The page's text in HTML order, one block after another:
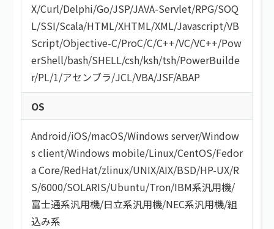
X/Curl/Delphi/Go/JSP/JAVA-Servlet/RPG/SOQ
L/SSI/Scala/HTML/XHTML/XML/Javascript/VB
Script/Objective-C/ProC/C/C++/VC/VC++/Pow
erShell/bash/SHELL/csh/ksh/tsh/PowerBuilde
r/PL/1/アセンブラ/JCL/VBA/JSF/ABAP
OS
Android/iOS/macOS/Windows server/Window
s client/Windows mobile/Linux/CentOS/Fedor
a Core/RedHat/zlinux/UNIX/AIX/BSD/HP-UX/R
S/6000/SOLARIS/Ubuntu/Tron/IBM系汎用機/
富士通系汎用機/日立系汎用機/NEC系汎用機/組
込み系